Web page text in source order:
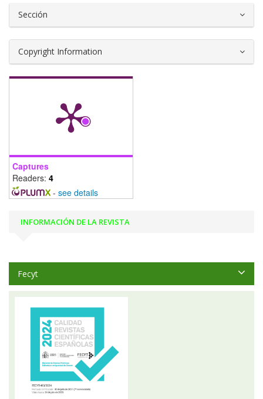
Sección
Copyright Information
Captures
Readers: 4
- see details
INFORMACIÓN DE LA REVISTA
Fecyt